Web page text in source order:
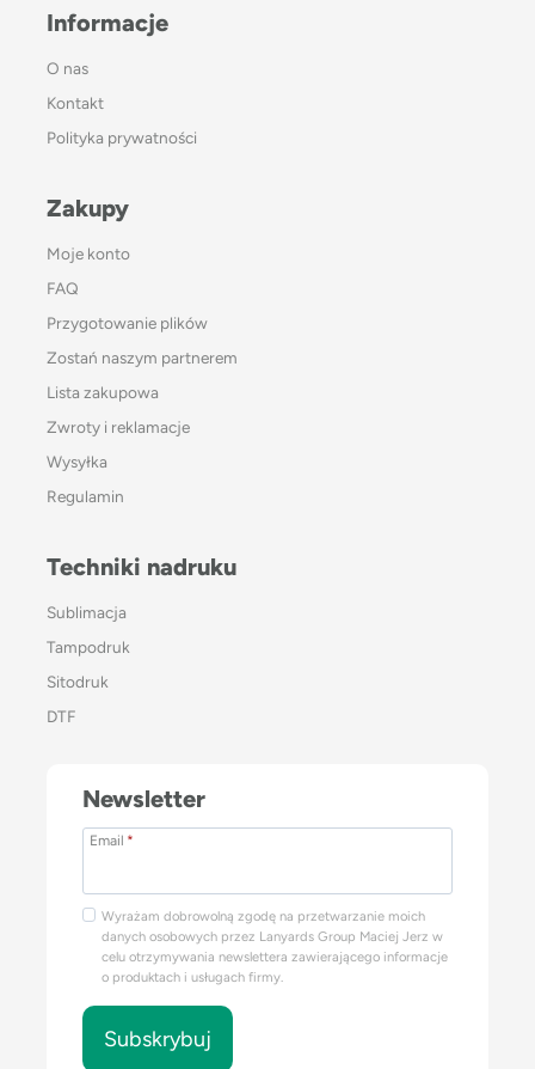
Informacje
O nas
Kontakt
Polityka prywatności
Zakupy
Moje konto
FAQ
Przygotowanie plików
Zostań naszym partnerem
Lista zakupowa
Zwroty i reklamacje
Wysyłka
Regulamin
Techniki nadruku
Sublimacja
Tampodruk
Sitodruk
DTF
Newsletter
Email *
Wyrażam dobrowolną zgodę na przetwarzanie moich
danych osobowych przez Lanyards Group Maciej Jerz w
celu otrzymywania newslettera zawierającego informacje
o produktach i usługach firmy.
Subskrybuj